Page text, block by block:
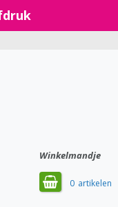
Winkelmandje
0